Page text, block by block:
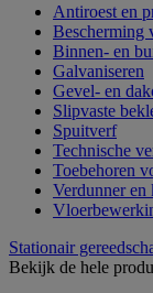
Antiroest en
Bescherming
Binnen- en
Galvaniseren
Gevel- en
Slipvaste
Spuitverf
Technische
Toebehoren
Verdunner en
Stationair
Bekijk de hele